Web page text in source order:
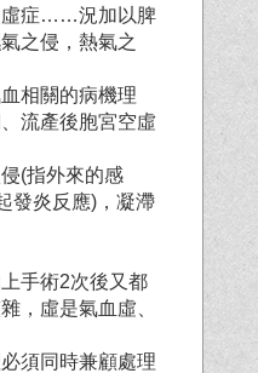
虛症……況加以脾
之侵，熱氣之
相關的病機理
流產後胞宮空虛
(指外來的感
發炎反應)，凝滯
手術2次後又都
，虛是氣血虛、
須同時兼顧處理